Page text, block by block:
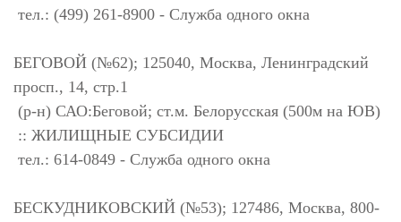
тел.: (499) 261-8900 - Служба одного окна
БЕГОВОЙ (№62); 125040, Москва, Ленинградский
просп., 14, стр.1
(р-н) САО:Беговой; ст.м. Белорусская (500м на ЮВ)
:: ЖИЛИЩНЫЕ СУБСИДИИ
тел.: 614-0849 - Служба одного окна
БЕСКУДНИКОВСКИЙ (№53); 127486, Москва, 800-